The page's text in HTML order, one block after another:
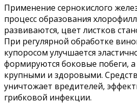
Применение сернокислого
процесс образования
развиваются, цвет листков
При регулярной обработке
купоросом улучшается
формируются боковые побеги, а
крупными и здоровыми.
уничтожает вредителей,
грибковой инфекции.